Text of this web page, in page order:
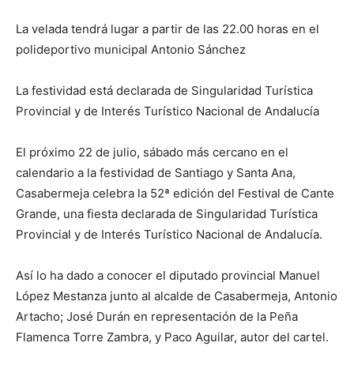
La velada tendrá lugar a partir de las 22.00 horas en el
polideportivo municipal Antonio Sánchez
La festividad está declarada de Singularidad Turística
Provincial y de Interés Turístico Nacional de Andalucía
El próximo 22 de julio, sábado más cercano en el
calendario a la festividad de Santiago y Santa Ana,
Casabermeja celebra la 52ª edición del Festival de Cante
Grande, una fiesta declarada de Singularidad Turística
Provincial y de Interés Turístico Nacional de Andalucía.
Así lo ha dado a conocer el diputado provincial Manuel
López Mestanza junto al alcalde de Casabermeja, Antonio
Artacho; José Durán en representación de la Peña
Flamenca Torre Zambra, y Paco Aguilar, autor del cartel.